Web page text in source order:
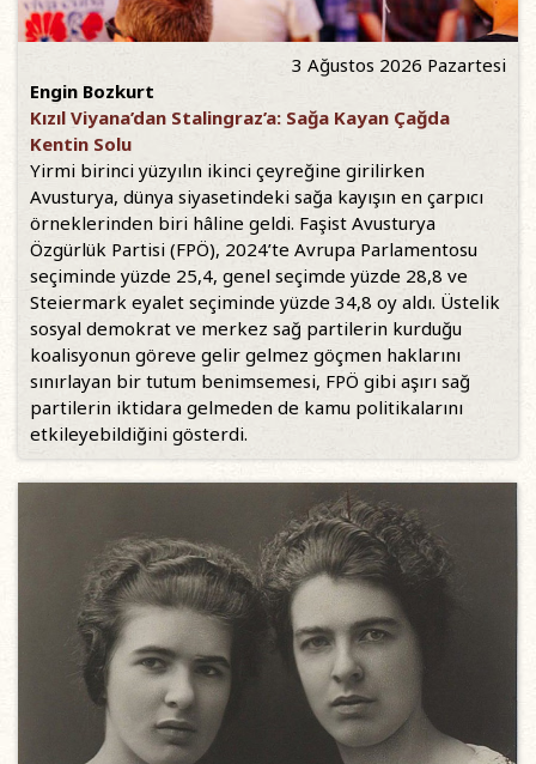
3 Ağustos 2026 Pazartesi
Engin Bozkurt
Kızıl Viyana’dan Stalingraz’a: Sağa Kayan Çağda
Kentin Solu
Yirmi birinci yüzyılın ikinci çeyreğine girilirken
Avusturya, dünya siyasetindeki sağa kayışın en çarpıcı
örneklerinden biri hâline geldi. Faşist Avusturya
Özgürlük Partisi (FPÖ), 2024’te Avrupa Parlamentosu
seçiminde yüzde 25,4, genel seçimde yüzde 28,8 ve
Steiermark eyalet seçiminde yüzde 34,8 oy aldı. Üstelik
sosyal demokrat ve merkez sağ partilerin kurduğu
koalisyonun göreve gelir gelmez göçmen haklarını
sınırlayan bir tutum benimsemesi, FPÖ gibi aşırı sağ
partilerin iktidara gelmeden de kamu politikalarını
etkileyebildiğini gösterdi.